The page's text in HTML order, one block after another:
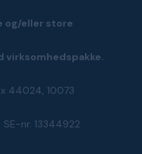
og/eller store
44024, 10073
SE-nr. 13344922